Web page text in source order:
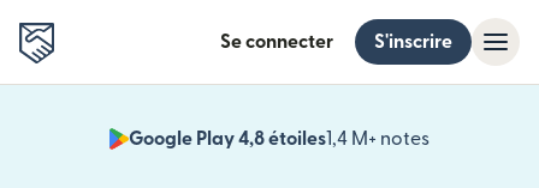
Se connecter S'inscrire
Google Play 4,8 étoiles1,4 M+ notes